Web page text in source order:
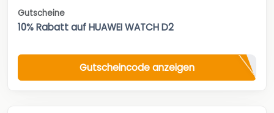
Gutscheine
10% Rabatt auf HUAWEI WATCH D2
Gutscheincode anzeigen